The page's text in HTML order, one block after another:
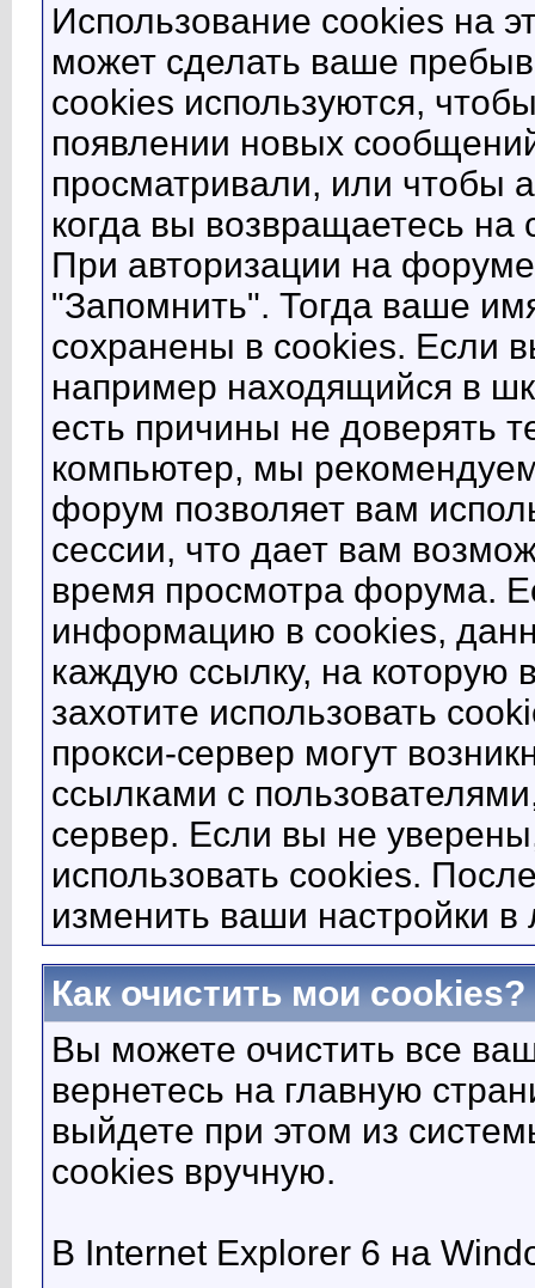
Использование cookies на
может сделать ваше
cookies используются,
появлении новых
просматривали, или чтобы
когда вы возвращаетесь на
При авторизации на
"Запомнить". Тогда ваше
сохранены в cookies. Если
например находящийся в
есть причины не доверять
компьютер, мы
форум позволяет вам
сессии, что дает вам
время просмотра форума.
информацию в cookies,
каждую ссылку, на
захотите использовать
прокси-сервер могут
ссылками с
сервер. Если вы не
использовать cookies.
изменить ваши настройки
Как очистить мои cookies?
Вы можете очистить все
вернетесь на главную
выйдете при этом из
cookies вручную.
В Internet Explorer 6 на